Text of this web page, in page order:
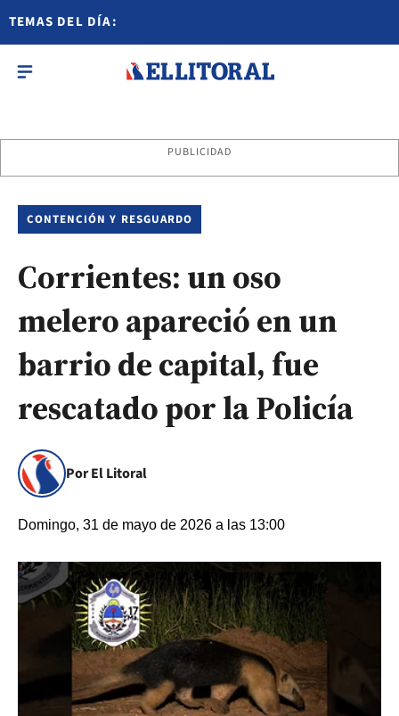
TEMAS DEL DÍA:
PUBLICIDAD
CONTENCIÓN Y RESGUARDO
Corrientes: un oso
melero apareció en un
barrio de capital, fue
rescatado por la Policía
Por El Litoral
Domingo, 31 de mayo de 2026 a las 13:00